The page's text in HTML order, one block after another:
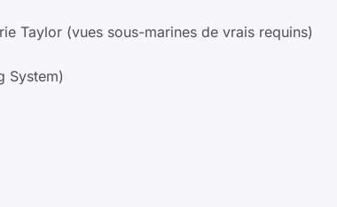
Taylor (vues sous-marines de vrais requins)
System)